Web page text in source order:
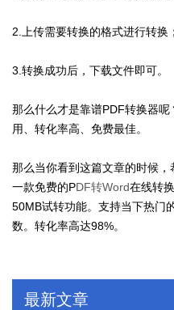
2.上传需要转换的格式进行转换；
3.转换成功后，下载文件即可。
那么什么才是靠谱PDF转换器呢
用、转化率高、免费最佳。
那么当你看到这篇文章的时候，
一款免费的PDF转Word在线转
50MB试转功能。支持当下热门
数。转化率高达98%。
最新文章